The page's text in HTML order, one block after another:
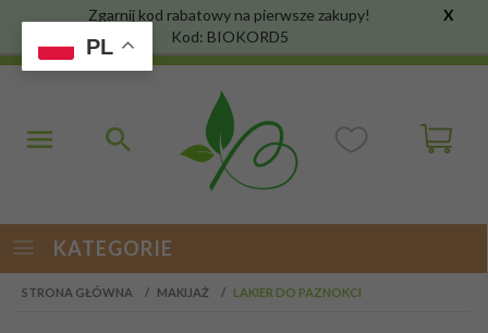
Zgarnij kod rabatowy na pierwsze zakupy!
Kod: BIOKORD5
X
KATEGORIE
STRONA GŁÓWNA MAKIJAŻ LAKIER DO PAZNOKCI
PL